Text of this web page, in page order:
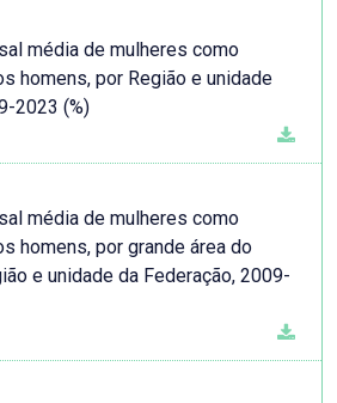
média de mulheres como
homens, por Região e unidade
2023 (%)
média de mulheres como
homens, por grande área do
e unidade da Federação, 2009-